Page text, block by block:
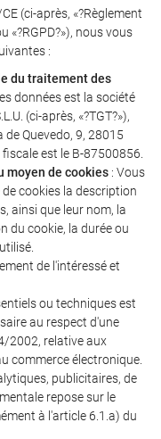
(ci-après, «?Règlement
«?RGPD?»), nous vous
:
du traitement des
données est la société
(ci-après, «?TGT?»),
Quevedo, 9, 28015
est le B-87500856.
moyen de cookies : Vous
cookies la description
ainsi que leur nom, la
du cookie, la durée ou
de l'intéressé et
ou techniques est
au respect d'une
2002, relative aux
commerce électronique.
publicitaires, de
repose sur le
à l'article 6.1.a) du